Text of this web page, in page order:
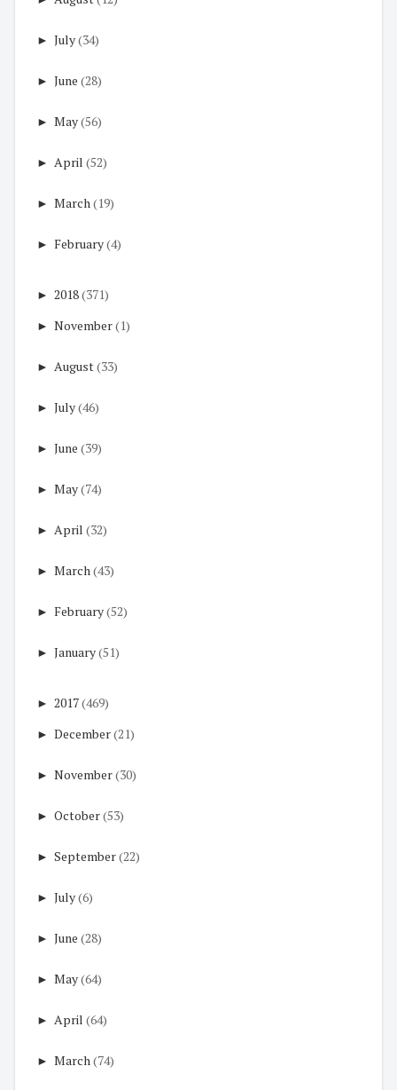
► July(34)
► June (28)
► May(56)
► April (52)
► March(19)
► February(4)
► 2018(371)
► November(1)
► August(33)
► July(46)
► June (39)
► May(74)
► April (32)
► March(43)
► February(52)
► January(51)
► 2017(469)
► December(21)
► November(30)
► October(53)
► September(22)
► July(6)
► June (28)
► May(64)
► April (64)
► March(74)